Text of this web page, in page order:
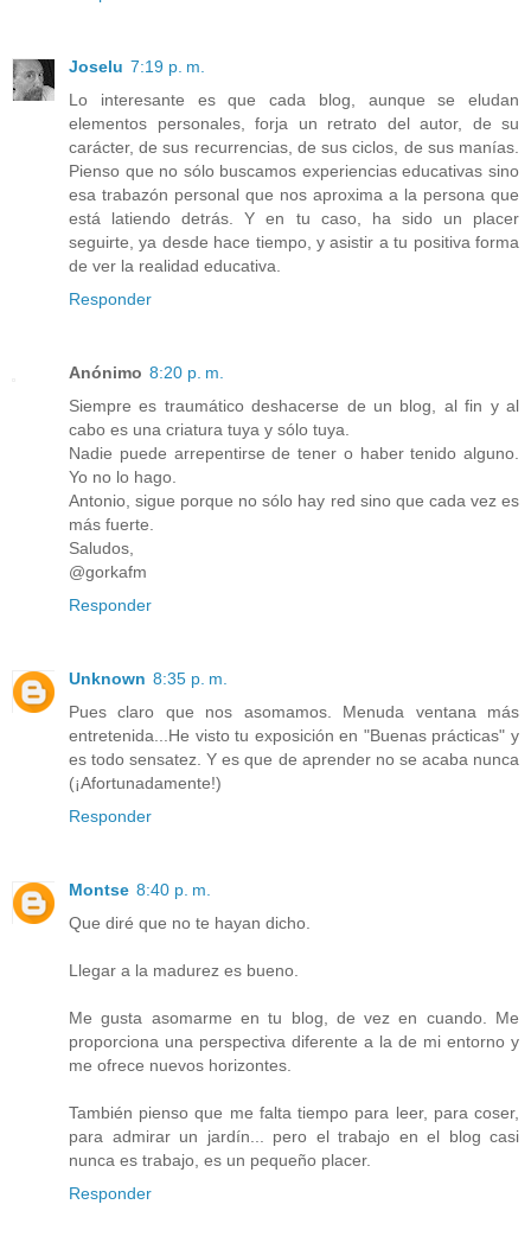
Joselu 7:19 p. m.
Lo interesante es que cada blog, aunque se eludan
elementos personales, forja un retrato del autor, de su
carácter, de sus recurrencias, de sus ciclos, de sus manías.
Pienso que no sólo buscamos experiencias educativas sino
esa trabazón personal que nos aproxima a la persona que
está latiendo detrás. Y en tu caso, ha sido un placer
seguirte, ya desde hace tiempo, y asistir a tu positiva forma
de ver la realidad educativa.
Responder
Anónimo 8:20 p. m.
Siempre es traumático deshacerse de un blog, al fin y al
cabo es una criatura tuya y sólo tuya.
Nadie puede arrepentirse de tener o haber tenido alguno.
Yo no lo hago.
Antonio, sigue porque no sólo hay red sino que cada vez es
más fuerte.
Saludos,
@gorkafm
Responder
Unknown 8:35 p. m.
Pues claro que nos asomamos. Menuda ventana más
entretenida...He visto tu exposición en "Buenas prácticas" y
es todo sensatez. Y es que de aprender no se acaba nunca
(¡Afortunadamente!)
Responder
Montse 8:40 p. m.
Que diré que no te hayan dicho.
Llegar a la madurez es bueno.
Me gusta asomarme en tu blog, de vez en cuando. Me
proporciona una perspectiva diferente a la de mi entorno y
me ofrece nuevos horizontes.
También pienso que me falta tiempo para leer, para coser,
para admirar un jardín... pero el trabajo en el blog casi
nunca es trabajo, es un pequeño placer.
Responder